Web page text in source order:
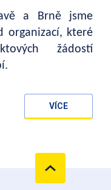
a Brně jsme
organizací, které
žádostí
VÍCE